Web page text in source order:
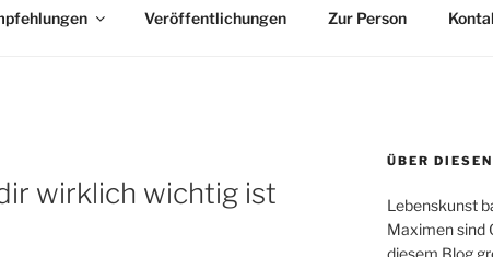
Veröffentlichungen Zur Person
wirklich wichtig ist
ÜBER
Lebenskunst
Maximen sind
diesem Blog